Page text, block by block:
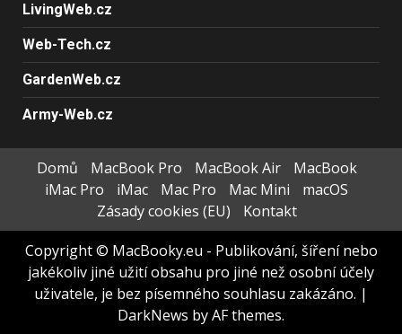
LivingWeb.cz
Web-Tech.cz
GardenWeb.cz
Army-Web.cz
Domů MacBook Pro MacBook Air
MacBook
iMac Pro
iMac Mac Pro Mac Mini
macOS
Zásady cookies (EU)
Kontakt
Copyright © MacBooky.eu - Publikování, šíření nebo
jakékoliv jiné užití obsahu pro jiné než osobní účely
uživatele, je bez písemného souhlasu zakázáno. |
DarkNews by AF themes.